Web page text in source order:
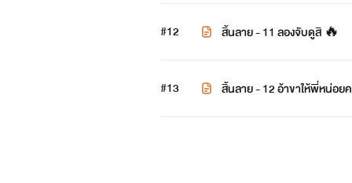
#12 สิ้นลาย - 11 ลองจับดูสิ 🔥
#13 สิ้นลาย - 12 อ้าขาให้พี่หน่อย